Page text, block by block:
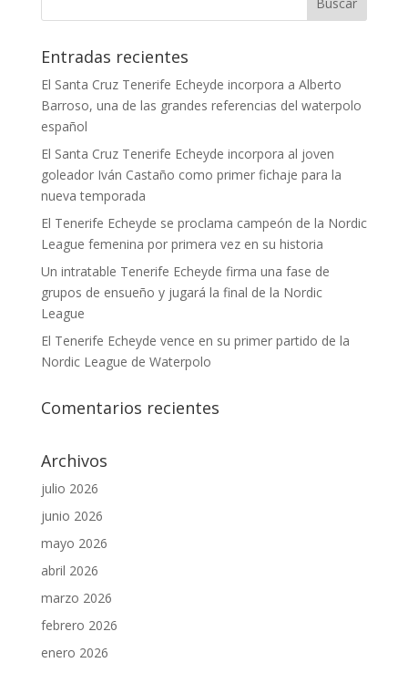
Entradas recientes
El Santa Cruz Tenerife Echeyde incorpora a Alberto
Barroso, una de las grandes referencias del waterpolo
español
El Santa Cruz Tenerife Echeyde incorpora al joven
goleador Iván Castaño como primer fichaje para la
nueva temporada
El Tenerife Echeyde se proclama campeón de la Nordic
League femenina por primera vez en su historia
Un intratable Tenerife Echeyde firma una fase de
grupos de ensueño y jugará la final de la Nordic
League
El Tenerife Echeyde vence en su primer partido de la
Nordic League de Waterpolo
Comentarios recientes
Archivos
julio 2026
junio 2026
mayo 2026
abril 2026
marzo 2026
febrero 2026
enero 2026